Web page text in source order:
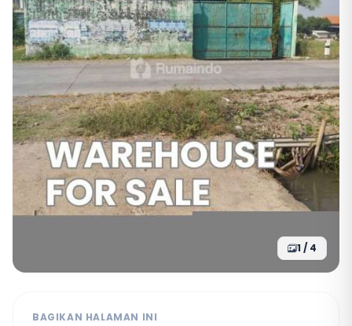
1 / 4
BAGIKAN HALAMAN INI